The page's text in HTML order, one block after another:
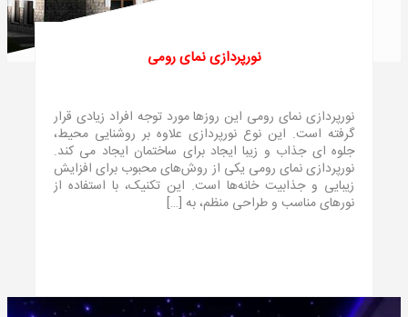
نورپردازی نمای رومی
نورپردازی نمای رومی این روز‌ها مورد توجه افراد زیادی قرار
گرفته است. این نوع نورپردازی علاوه بر روشنایی محیط،
جلوه ای جذاب و زیبا ایجاد برای ساختمان ایجاد می‌ کند.
نورپردازی نمای رومی یکی از روش‌های محبوب برای افزایش
زیبایی و جذابیت خانه‌ها است. این تکنیک، با استفاده از
نورهای مناسب و طراحی منظم، به […]